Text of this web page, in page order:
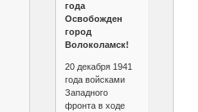
года
Освобожден
город
Волоколамск!
20 декабря 1941
года войсками
Западного
фронта в ходе